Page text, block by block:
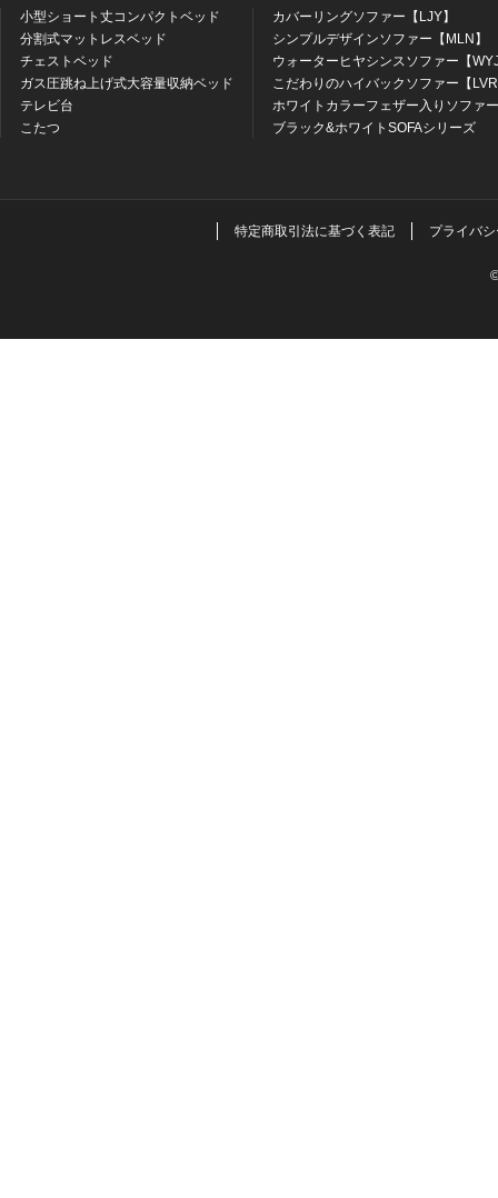
小型ショート丈コンパクトベッド
分割式マットレスベッド
チェストベッド
ガス圧跳ね上げ式大容量収納ベッド
テレビ台
こたつ
カバーリングソファー【LJY】
シンプルデザインソファー【MLN】
ウォーターヒヤシンスソファー【
こだわりのハイバックソファー【
ホワイトカラーフェザー入りソファ
ブラック&ホワイトSOFAシリーズ
特定商取引法に基づく表記 プライバ